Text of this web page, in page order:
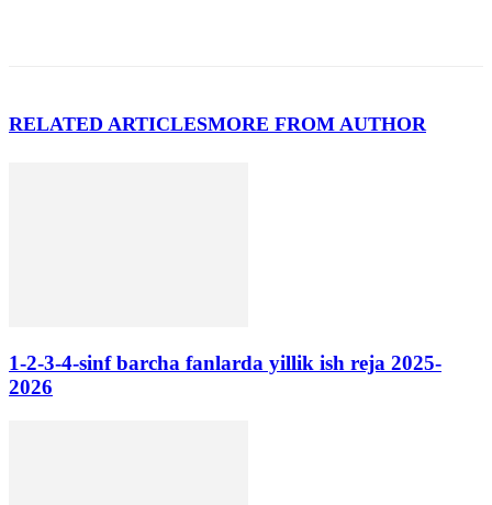
RELATED ARTICLESMORE FROM AUTHOR
1-2-3-4-sinf barcha fanlarda yillik ish reja 2025-
2026